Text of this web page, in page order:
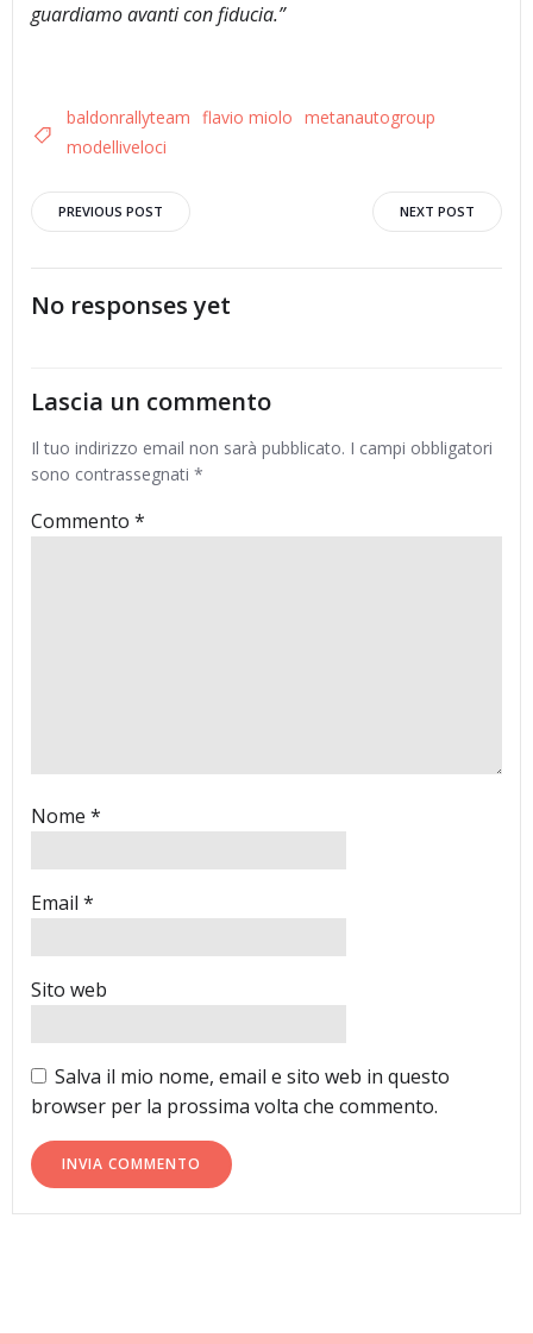
guardiamo avanti con fiducia.”
baldonrallyteam flavio miolo metanautogroup
modelliveloci
Post
navigation
PREVIOUS POST
navigation
NEXT POST
No responses yet
Lascia un commento
Il tuo indirizzo email non sarà pubblicato. I campi obbligatori
sono contrassegnati *
Commento *
Nome *
Email *
Sito web
Salva il mio nome, email e sito web in questo
browser per la prossima volta che commento.